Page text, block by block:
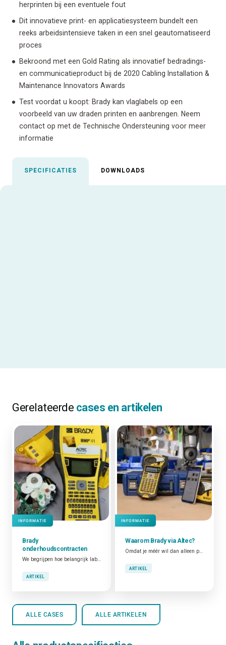
herprinten bij een eventuele fout
Dit innovatieve print- en applicatiesysteem bundelt een
reeks arbeidsintensieve taken in een snel geautomatiseerd
proces
Bekroond met een Gold Rating als innovatief bedradings-
en communicatieproduct bij de 2020 Cabling Installation &
Maintenance Innovators Awards
Test voordat u koopt: Brady kan vlaglabels op een
voorbeeld van uw draden printen en aanbrengen. Neem
contact op met de Technische Ondersteuning voor meer
informatie
SPECIFICATIES DOWNLOADS
Gerelateerde cases en artikelen
INFORMATIE
Brady
onderhoudscontracten
We begrijpen hoe belangrijk labelprinters kunnen zijn. We weten dat ze een essentiële rol spelen bij het mogelijk maken van tracering, kwaliteitscontrole, fraudepreventie, verhoogde veiligheid en operationele efficiëntie. Daarom bieden we voor elk technisch probleem zo snel mogelijk een oplossing.
ARTIKEL
INFORMATIE
Waarom Brady via Altec?
Omdat je méér wil dan alleen producten. Wij vertalen je toepassing naar de juiste Brady-oplossing, zorgen voor snelle levering, correcte plaatsing en maken je team vlot wegwijs.
ARTIKEL
ALLE CASES ALLE ARTIKELEN